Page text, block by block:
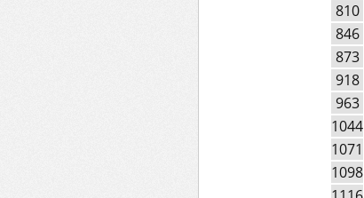
810
846
873
918
963
1044
1071
1098